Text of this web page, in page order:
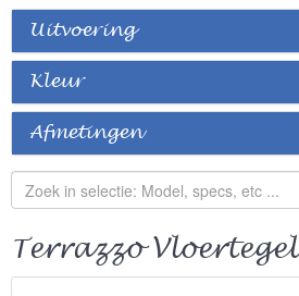
Uitvoering
Kleur
Afmetingen
Terrazzo Vloertegel